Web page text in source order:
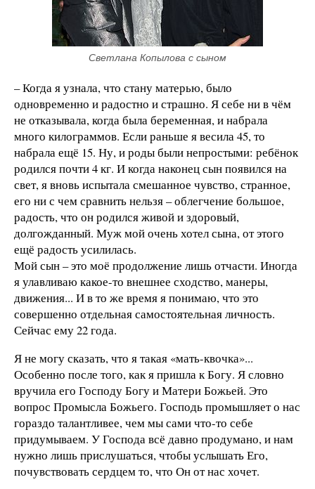
Светлана Копылова с сыном
– Когда я узнала, что стану матерью, было
одновременно и радостно и страшно. Я себе ни в чём
не отказывала, когда была беременная, и набрала
много килограммов. Если раньше я весила 45, то
набрала ещё 15. Ну, и роды были непростыми: ребёнок
родился почти 4 кг. И когда наконец сын появился на
свет, я вновь испытала смешанное чувство, странное,
его ни с чем сравнить нельзя – облегчение большое,
радость, что он родился живой и здоровый,
долгожданный. Муж мой очень хотел сына, от этого
ещё радость усилилась.
Мой сын – это моё продолжение лишь отчасти. Иногда
я улавливаю какое-то внешнее сходство, манеры,
движения... И в то же время я понимаю, что это
совершенно отдельная самостоятельная личность.
Сейчас ему 22 года.
Я не могу сказать, что я такая «мать-квочка»...
Особенно после того, как я пришла к Богу. Я словно
вручила его Господу Богу и Матери Божьей. Это
вопрос Промысла Божьего. Господь промышляет о нас
гораздо талантливее, чем мы сами что-то себе
придумываем. У Господа всё давно продумано, и нам
нужно лишь прислушаться, чтобы услышать Его,
почувствовать сердцем то, что Он от нас хочет.